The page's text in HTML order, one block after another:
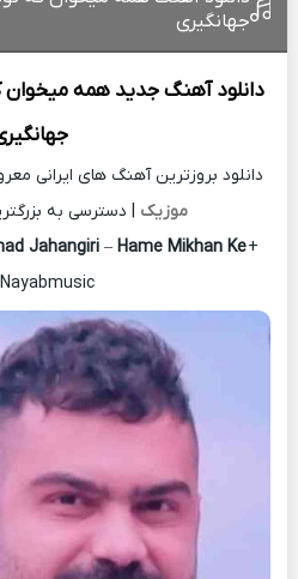
جهانگیری
دانلود آهنگ جدید همه میخوان
دانلود بروزترین آهنگ های ایرانی
موزیک | دسترسی به
Jahangiri– Hame Mikhan Ke+